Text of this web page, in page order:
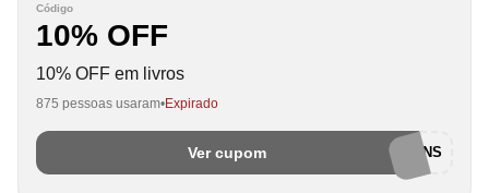
Código
10% OFF
10% OFF em livros
875 pessoas usaram Expirado
Ver cupom EUAMOCUPONS